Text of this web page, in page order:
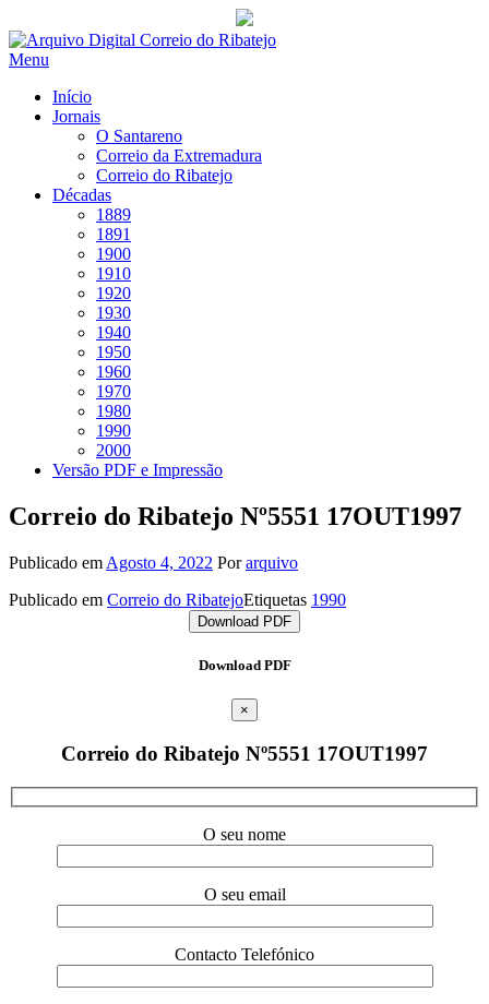
Saltar
para
Menu
Início
Jornais
O Santareno
Correio da Extremadura
Correio do Ribatejo
Décadas
1889
1891
1900
1910
1920
1930
1940
1950
1960
1970
1980
1990
2000
Versão PDF e Impressão
Correio do Ribatejo Nº5551 17OUT1997
Publicado em Agosto 4, 2022 Porarquivo
Publicado em Correio do RibatejoEtiquetas 1990
Download PDF
Download PDF
×
Correio do Ribatejo Nº5551 17OUT1997
O seu nome
O seu email
Contacto Telefónico